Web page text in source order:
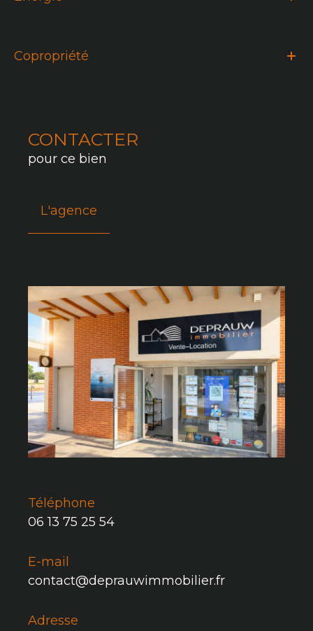
Copropriété
CONTACTER
pour ce bien
L'agence
Téléphone
06 13 75 25 54
E-mail
contact@deprauwimmobilier.fr
Adresse